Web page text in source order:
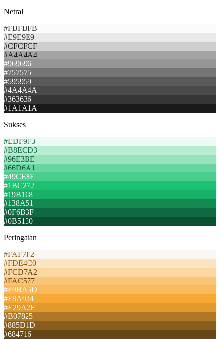
Netral
#FBFBFB
#E9E9E9
#CFCFCF
#A4A4A4
#969696
#757575
#595959
#4A4A4A
#363636
#1A1A1A
Sukses
#EDF9F3
#B8ECD3
#96E3BE
#66D6A1
#49CE8E
#1BC272
#19B168
#138A51
#0F6B3F
#0B5130
Peringatan
#FAF7F2
#FDE4C0
#FCD7A2
#FAC577
#F9BA5D
#F8A934
#E29A2F
#B07825
#885D1D
#684716